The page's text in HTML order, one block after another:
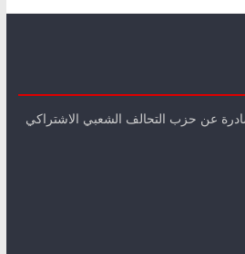
عن حزب التحالف الشعبي الاشتراكي